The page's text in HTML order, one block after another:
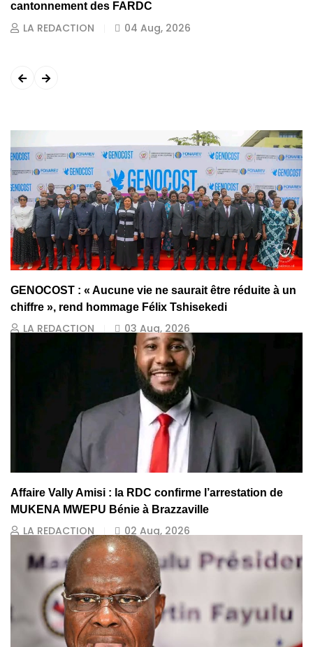
cantonnement des FARDC
LA REDACTION 04 Aug, 2026
GENOCOST : « Aucune vie ne saurait être réduite à un
chiffre », rend hommage Félix Tshisekedi
LA REDACTION 03 Aug, 2026
Affaire Vally Amisi : la RDC confirme l’arrestation de
MUKENA MWEPU Bénie à Brazzaville
LA REDACTION 02 Aug, 2026